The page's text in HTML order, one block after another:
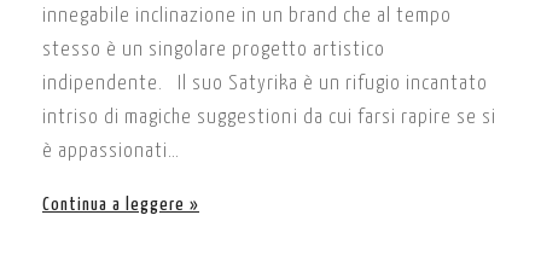
innegabile inclinazione in un brand che al tempo
stesso è un singolare progetto artistico
indipendente. Il suo Satyrika è un rifugio incantato
intriso di magiche suggestioni da cui farsi rapire se si
è appassionati…
Continua a leggere